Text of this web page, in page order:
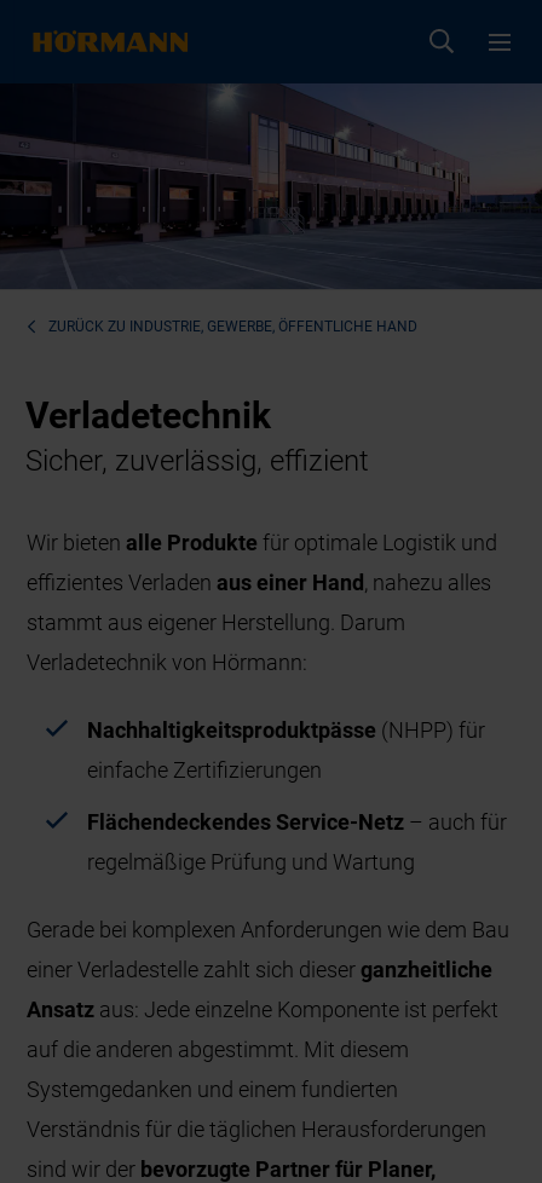
ZURÜCK ZU INDUSTRIE, GEWERBE, ÖFFENTLICHE HAND
Verladetechnik
Sicher, zuverlässig, effizient
Wir bieten alle Produkte für optimale Logistik und
effizientes Verladen aus einer Hand, nahezu alles
stammt aus eigener Herstellung. Darum
Verladetechnik von Hörmann:
Nachhaltigkeitsproduktpässe (NHPP) für
einfache Zertifizierungen
Flächendeckendes Service-Netz – auch für
regelmäßige Prüfung und Wartung
Gerade bei komplexen Anforderungen wie dem Bau
einer Verladestelle zahlt sich dieserganzheitliche
Ansatz aus: Jede einzelne Komponente ist perfekt
auf die anderen abgestimmt. Mit diesem
Systemgedanken und einem fundierten
Verständnis für die täglichen Herausforderungen
sind wir der bevorzugte Partner für Planer,